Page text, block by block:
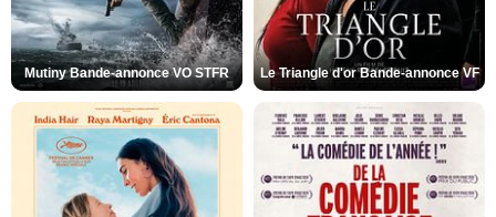
Mutiny Bande-annonce VO STFR Le Triangle d'or Bande-annonce VF